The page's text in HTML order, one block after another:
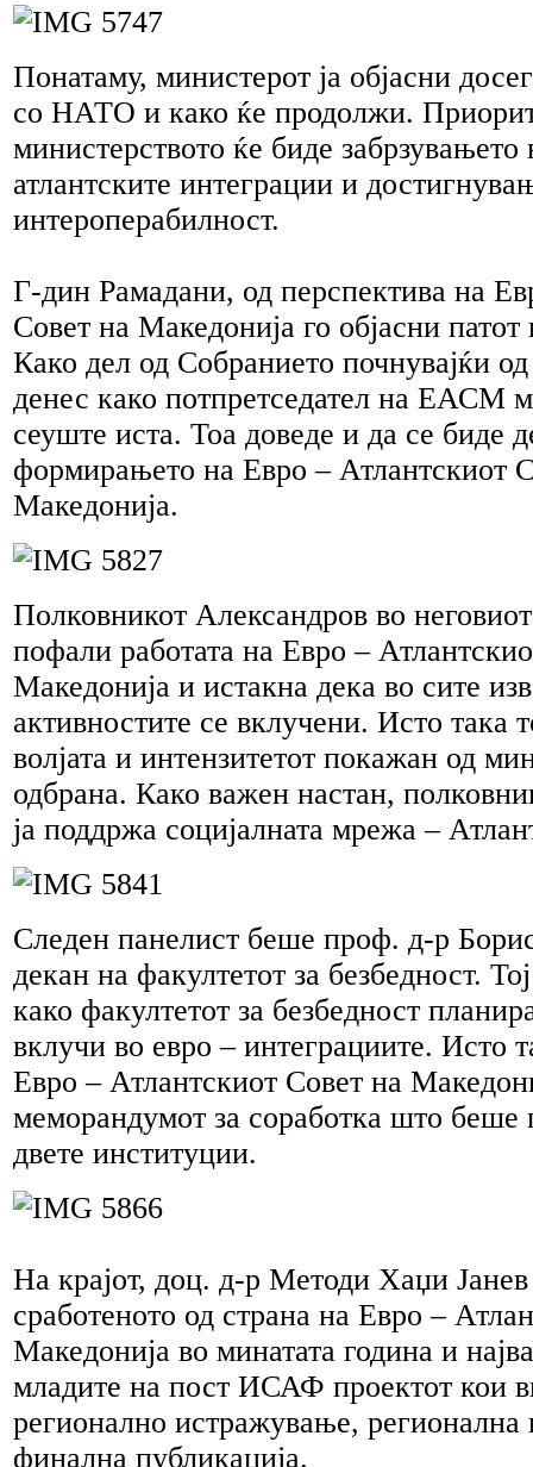
Понатаму, министерот ја објасни
со НАТО и како ќе продолжи.
министерството ќе биде забрзувањето
атлантските интеграции и
интероперабилност.
Г-дин Рамадани, од перспектива на
Совет на Македонија го објасни
Како дел од Собранието почнувајќи
денес како потпретседател на ЕАСМ
сеуште иста. Тоа доведе и да се биде
формирањето на Евро – Атлантскиот
Македонија.
Полковникот Александров во
пофали работата на Евро –
Македонија и истакна дека во сите
активностите се вклучени. Исто така
волјата и интензитетот покажан од
одбрана. Како важен настан,
ја поддржа социјалната мрежа –
Следен панелист беше проф. д-р
декан на факултетот за безбедност.
како факултетот за безбедност
вклучи во евро – интеграциите. Исто
Евро – Атлантскиот Совет на
меморандумот за соработка што
двете институции.
На крајот, доц. д-р Методи Хаџи Јанев
сработеното од страна на Евро –
Македонија во минатата година и
младите на пост ИСАФ проектот кои
регионално истражување, регионална
финална публикација.